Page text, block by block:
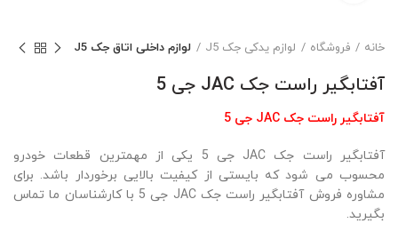
خانه فروشگاه لوازم یدکی جک J5 لوازم داخلی اتاق جک J5
آفتابگیر راست جک JAC جی 5
آفتابگیر راست جک JAC جی 5
آفتابگیر راست جک JAC جی 5 یکی از مهمترین قطعات خودرو
محسوب می شود که بایستی از کیفیت بالایی برخوردار باشد. برای
مشاوره فروش آفتابگیر راست جک JAC جی 5 با کارشناسان ما تماس
بگیرید.